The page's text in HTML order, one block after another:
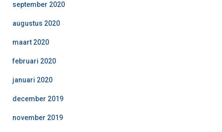
september 2020
augustus 2020
maart 2020
februari 2020
januari 2020
december 2019
november 2019